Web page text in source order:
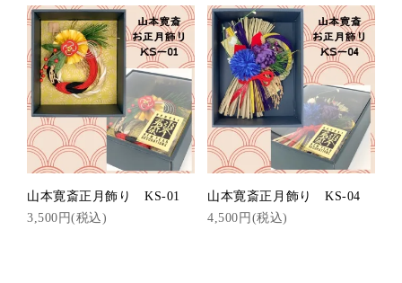
山本寛斎正月飾り KS-01
3,500円(税込)
山本寛斎正月飾り KS-04
4,500円(税込)